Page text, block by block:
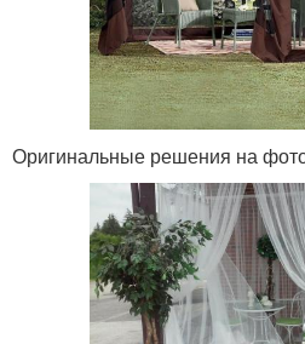
Оригинальные решения на